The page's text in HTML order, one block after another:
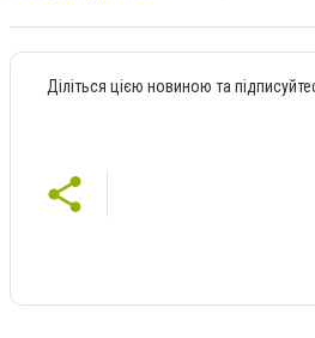
Діліться цією новиною та